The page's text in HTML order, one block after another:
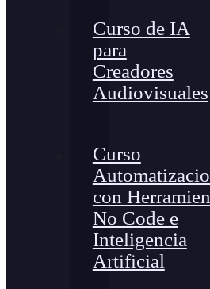
Curso de IA
para
Creadores
Audiovisuales
Curso
con
No Code e
Inteligencia
Artificial